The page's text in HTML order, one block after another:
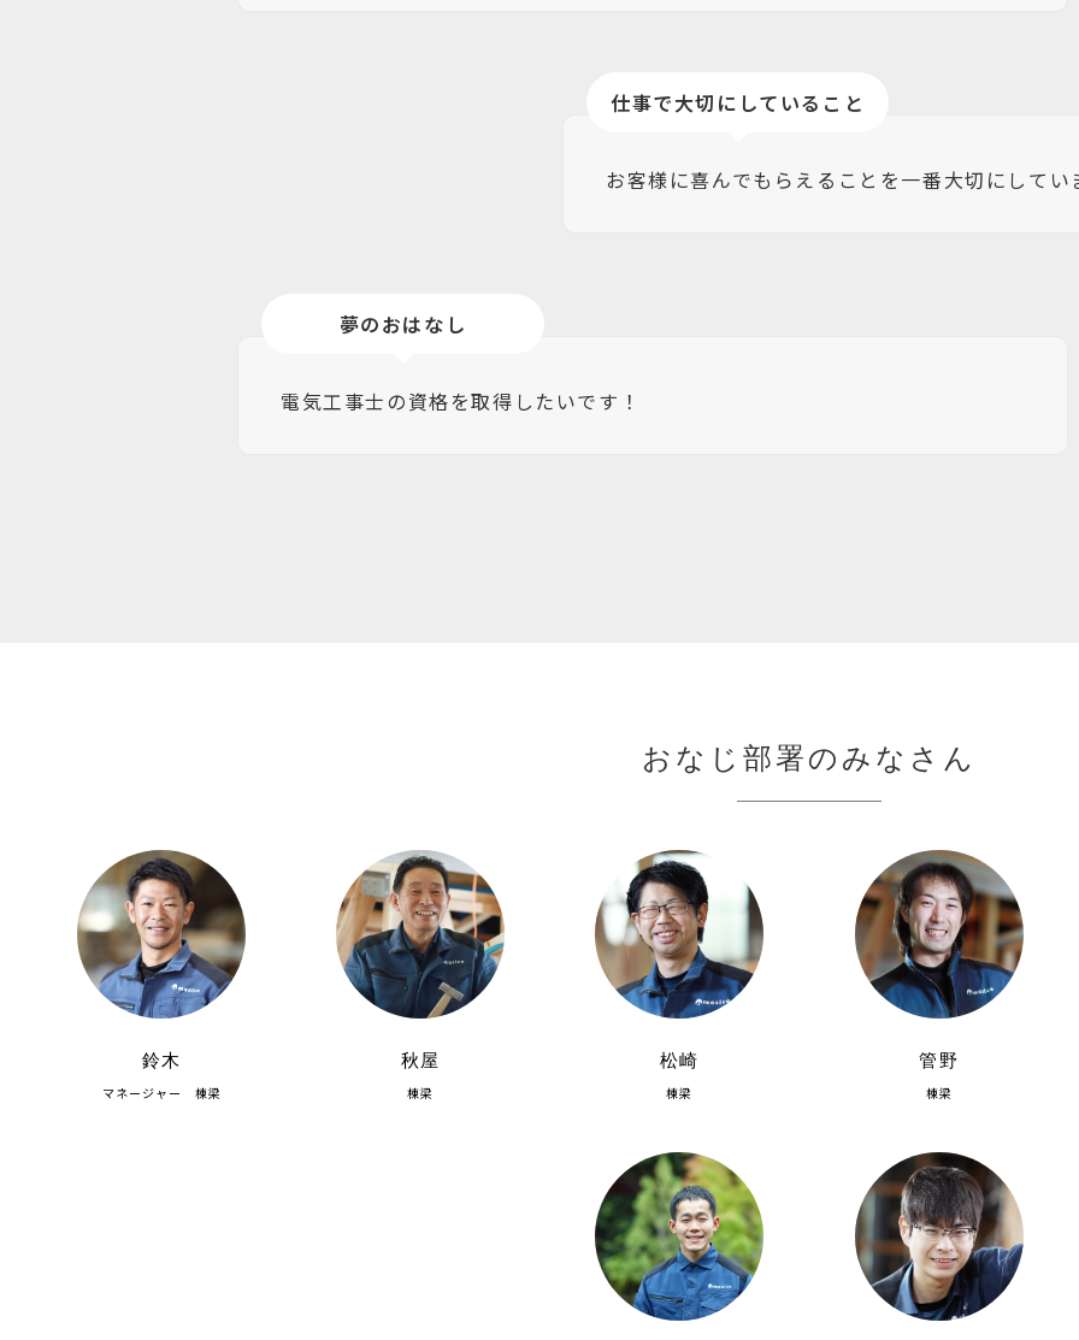
仕事で大切にしていること
お客様に喜んでもらえることを一番大切にしてい
夢のおはなし
電気工事士の資格を取得したいです！
おなじ部署のみなさん
鈴木
マネージャー 棟梁
秋屋
棟梁
松崎
棟梁
管野
棟梁